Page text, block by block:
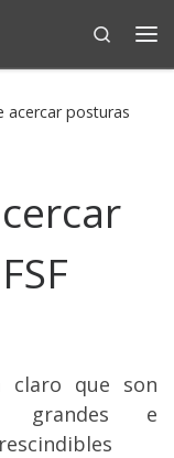
Search
acercar posturas
claro que son
grandes e